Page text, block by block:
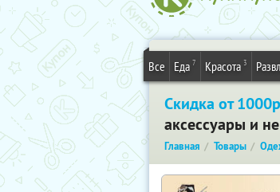
Все Еда 7 Красота 3
Скидка от
аксессуары и
Главная Товары